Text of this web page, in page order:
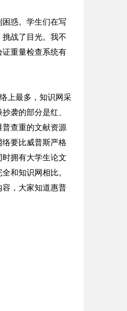
惑。学生们在写
战了目光。我不
重量检查系统有
上最多，知识网采
袭的部分是红、
查重的文献资源
要比威普斯严格
拥有大学生论文
和知识网相比。
，大家知道惠普